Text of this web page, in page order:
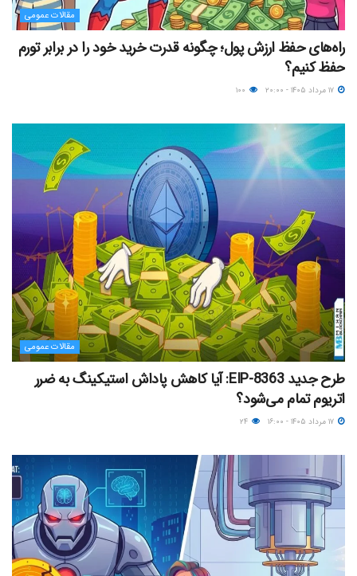
مقالات عمومی
راه‌های حفظ ارزش پول؛ چگونه قدرت خرید خود را در برابر تورم
حفظ کنیم؟
مقالات عمومی
طرح جدید EIP-8363: آیا کاهش پاداش استیکینگ به ضرر
اتریوم تمام می‌شود؟